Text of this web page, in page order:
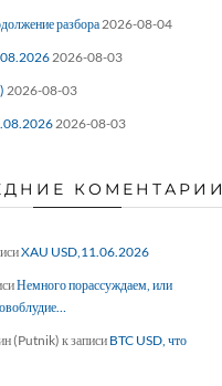
разбора2026-08-04
2026-08-03
2026-08-03
2026-08-03
КОМЕНТАРИИ
XAU USD,11.06.2026
Немного порассуждаем, или
(Putnik)к записи BTC USD, что